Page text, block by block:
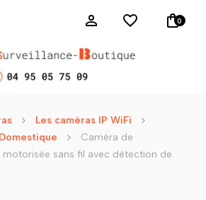
0
Les caméras IP WiFi
Caméra de
motorisée sans fil avec détection de